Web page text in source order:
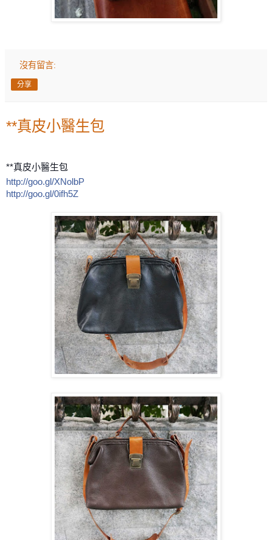
沒有留言:
分享
**真皮小醫生包
**真皮小醫生包
http://goo.gl/XNolbP
http://goo.gl/0ifh5Z